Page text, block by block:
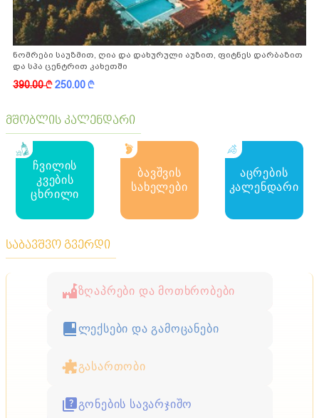
ნომრები საუზმით, ღია და დახურული აუზით, ფიტნეს დარბაზით
და სპა ცენტრით კახეთში
390.00k250.00k
მშობლის კალენდარი
ჩვილის
კვების
ცხრილი
ბავშვის
სახელები
აცრების
კალენდარი
საბავშვო გვერდი
ზღაპრები და მოთხრობები
ლექსები და გამოცანები
გასართობი
გონების სავარჯიშო